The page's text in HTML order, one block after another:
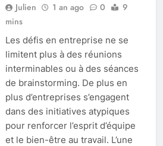
Julien 1 an ago 0
9
mins
Les défis en entreprise ne se
limitent plus à des réunions
interminables ou à des séances
de brainstorming. De plus en
plus d’entreprises s’engagent
dans des initiatives atypiques
pour renforcer l’esprit d’équipe
et le bien-être au travail. L’une